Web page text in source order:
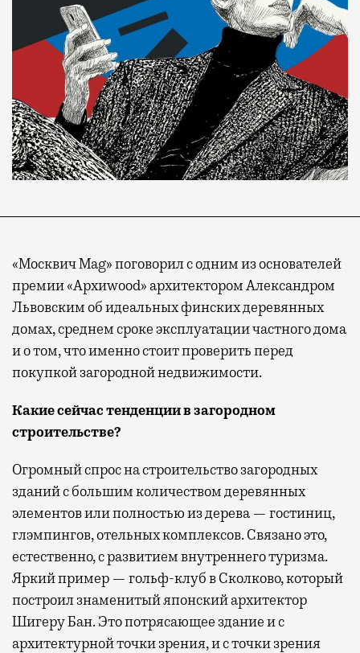
«Москвич Mag» поговорил с одним из основателей
премии «Архиwood» архитектором Александром
Львовским об идеальных финских деревянных
домах, среднем сроке эксплуатации частного дома
и о том, что именно стоит проверить перед
покупкой загородной недвижимости.
Какие сейчас тенденции в загородном
строительстве?
Огромный спрос на строительство загородных
зданий с большим количеством деревянных
элементов или полностью из дерева — гостиниц,
глэмпингов, отельных комплексов. Связано это,
естественно, с развитием внутреннего туризма.
Яркий пример — гольф-клуб в Сколково, который
построил знаменитый японский архитектор
Шигеру Бан. Это потрясающее здание и с
архитектурной точки зрения, и с точки зрения